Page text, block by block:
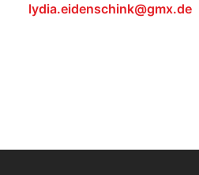
lydia.eidenschink@gmx.de